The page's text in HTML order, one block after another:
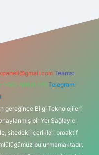
Teams:
0262 606 0 726 Telegram:
gereğince Bilgi Teknolojileri
bir Yer Sağlayıcı
sitedeki içerikleri proaktif
bulunmamaktadır.